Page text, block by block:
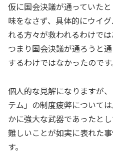
仮に国会決議が通っていた
味をなさず、具体的にウイ
れる方々が救われるわけでは
つまり国会決議が通ろうと
するわけではなかったのです
個人的な見解になりますが
テム」の制度疲弊について
かに強大な武器であったと
難しいことが如実に表れた
す。